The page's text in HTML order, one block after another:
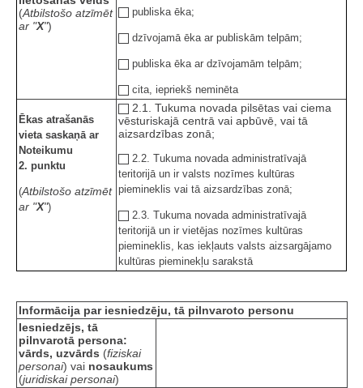
(Atbilstošo atzīmēt
ar "X")
publiska ēka;
dzīvojamā ēka ar publiskām telpām;
publiska ēka ar dzīvojamām telpām;
cita, iepriekš neminēta
Ēkas atrašanās
vieta saskaņā ar
Noteikumu
2. punktu
(Atbilstošo atzīmēt
ar "X")
2.1. Tukuma novada pilsētas vai ciema
vēsturiskajā centrā vai apbūvē, vai tā
aizsardzības zonā;
2.2. Tukuma novada administratīvajā
teritorijā un ir valsts nozīmes kultūras
piemineklis vai tā aizsardzības zonā;
2.3. Tukuma novada administratīvajā
teritorijā un ir vietējas nozīmes kultūras
piemineklis, kas iekļauts valsts aizsargājamo
kultūras pieminekļu sarakstā
Informācija par iesniedzēju, tā pilnvaroto personu
Iesniedzējs, tā
pilnvarotā persona:
vārds, uzvārds (fiziskai
personai) vai nosaukums
(juridiskai personai)